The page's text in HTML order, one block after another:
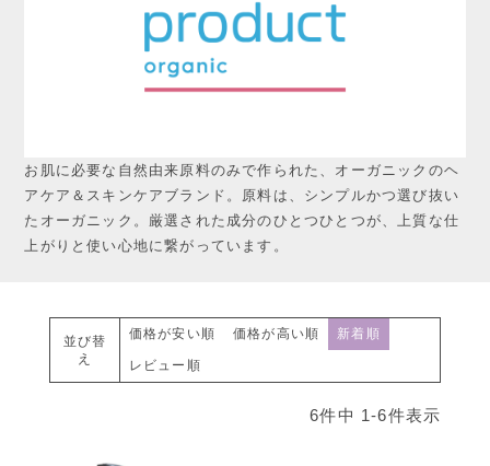
お肌に必要な自然由来原料のみで作られた、オーガニックのヘ
アケア＆スキンケアブランド。原料は、シンプルかつ選び抜い
たオーガニック。厳選された成分のひとつひとつが、上質な仕
上がりと使い心地に繋がっています。
並び替
え
価格が安い順 価格が高い順 新着順
レビュー順
6件中 1-6件表示